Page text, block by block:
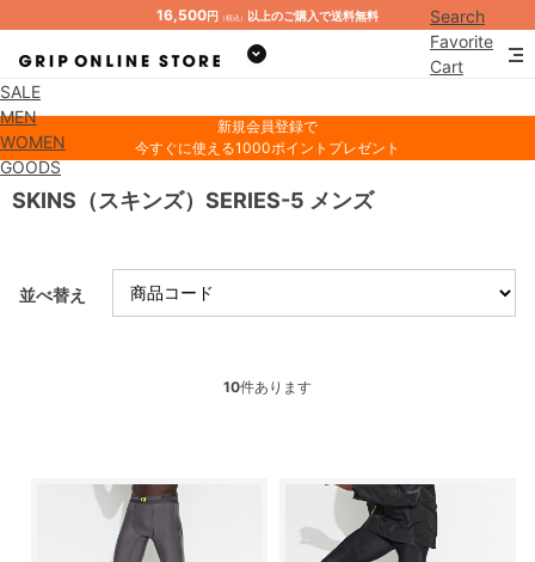
16,500円 （税込） 以上のご購入で送料無料
Search
Favorite
Cart
SALE
MEN
WOMEN
GOODS
新規会員登録で
今すぐに使える1000ポイントプレゼント
SKINS（スキンズ）SERIES-5 メンズ
並べ替え
10件あります